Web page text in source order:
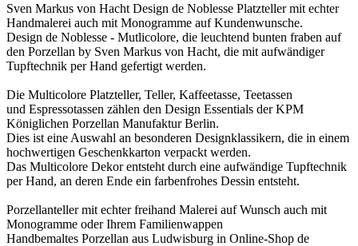
Sven Markus von Hacht Design de Noblesse Platzteller mit echter
Handmalerei auch mit Monogramme auf Kundenwunsche.
Design de Noblesse - Mutlicolore, die leuchtend bunten fraben auf
den Porzellan by Sven Markus von Hacht, die mit aufwändiger
Tupftechnik per Hand gefertigt werden.
Die Multicolore Platzteller, Teller, Kaffeetasse, Teetassen
und Espressotassen zählen den Design Essentials der KPM
Königlichen Porzellan Manufaktur Berlin.
Dies ist eine Auswahl an besonderen Designklassikern, die in einem
hochwertigen Geschenkkarton verpackt werden.
Das Multicolore Dekor entsteht durch eine aufwändige Tupftechnik
per Hand, an deren Ende ein farbenfrohes Dessin entsteht.
Porzellanteller mit echter freihand Malerei auf Wunsch auch mit
Monogramme oder Ihrem Familienwappen
Handbemaltes Porzellan aus Ludwisburg in Online-Shop de